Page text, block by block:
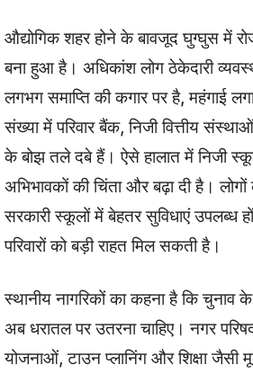
औद्योगिक शहर होने के बावजूद घुग्घुस में
बना हुआ है। अधिकांश लोग ठेकेदारी
लगभग समाप्ति की कगार पर है, महंगाई
संख्या में परिवार बैंक, निजी वित्तीय
के बोझ तले दबे हैं। ऐसे हालात में निजी
अभिभावकों की चिंता और बढ़ा दी है। लोगों
सरकारी स्कूलों में बेहतर सुविधाएं उपलब्ध
परिवारों को बड़ी राहत मिल सकती है।
स्थानीय नागरिकों का कहना है कि चुनाव
अब धरातल पर उतरना चाहिए। नगर
योजनाओं, टाउन प्लानिंग और शिक्षा